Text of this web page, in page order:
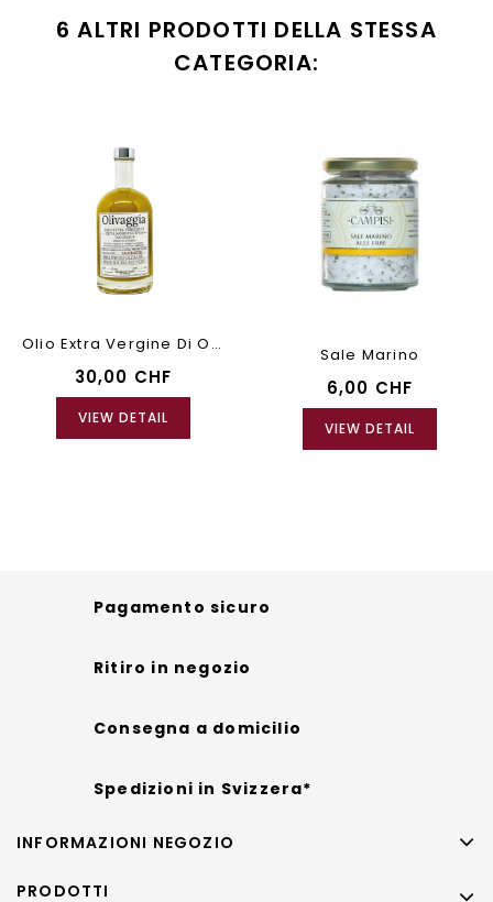
6 ALTRI PRODOTTI DELLA STESSA
CATEGORIA:
Olio Extra Vergine Di Oliva...
30,00 CHF
VIEW DETAIL
Sale Marino
6,00 CHF
VIEW DETAIL
Pagamento sicuro
Ritiro in negozio
Consegna a domicilio
Spedizioni in Svizzera*
INFORMAZIONI NEGOZIO
PRODOTTI